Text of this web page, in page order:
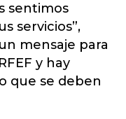
sentimos
servicios”,
mensaje para
y hay
que se deben